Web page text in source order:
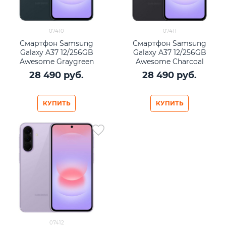
07410
Смартфон Samsung
Galaxy A37 12/256GB
Awesome Graygreen
28 490 руб.
КУПИТЬ
07411
Смартфон Samsung
Galaxy A37 12/256GB
Awesome Charcoal
28 490 руб.
КУПИТЬ
07412